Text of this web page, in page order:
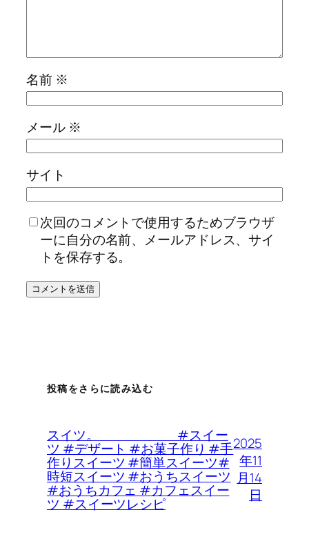
名前 ※
メール ※
サイト
次回のコメントで使用するためブラウザ
ーに自分の名前、メールアドレス、サイ
トを保存する。
投稿をさらに読み込む
スイツ。 #スイー
ツ #デザート #お菓子作り #手
作りスイーツ #簡単スイーツ#
時短スイーツ #おうちスイーツ
#おうちカフェ #カフェスイー
ツ #スイーツレシピ
2025
年11
月14
日